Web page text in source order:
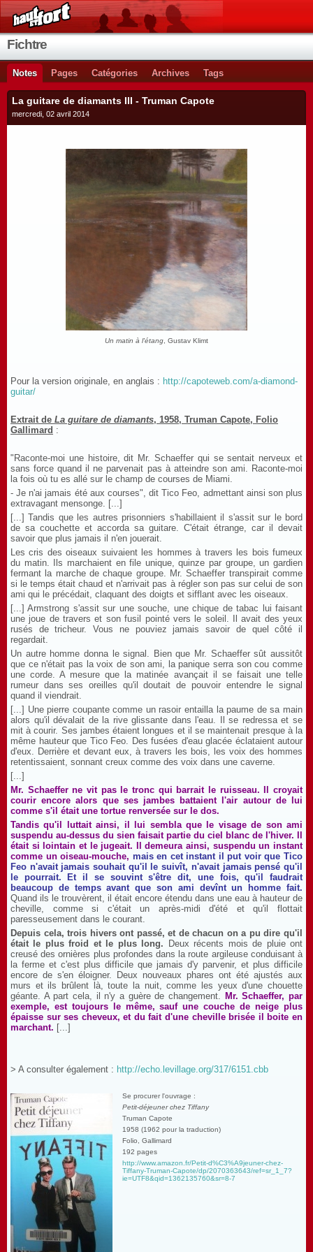
Fichtre
Notes Pages Catégories Archives Tags
La guitare de diamants III - Truman Capote
mercredi, 02 avril 2014
Un matin à l'étang , Gustav Klimt
Pour la version originale, en anglais : http://capoteweb.com/a-diamond-
guitar/
Extrait de La guitare de diamants, 1958, Truman Capote, Folio
Gallimard :
"Raconte-moi une histoire, dit Mr. Schaeffer qui se sentait nerveux et
sans force quand il ne parvenait pas à atteindre son ami. Raconte-moi
la fois où tu es allé sur le champ de courses de Miami.
- Je n'ai jamais été aux courses", dit Tico Feo, admettant ainsi son plus
extravagant mensonge. [...]
[...] Tandis que les autres prisonniers s'habillaient il s'assit sur le bord
de sa couchette et accorda sa guitare. C'était étrange, car il devait
savoir que plus jamais il n'en jouerait.
Les cris des oiseaux suivaient les hommes à travers les bois fumeux
du matin. Ils marchaient en file unique, quinze par groupe, un gardien
fermant la marche de chaque groupe. Mr. Schaeffer transpirait comme
si le temps était chaud et n'arrivait pas à régler son pas sur celui de son
ami qui le précédait, claquant des doigts et sifflant avec les oiseaux.
[...] Armstrong s'assit sur une souche, une chique de tabac lui faisant
une joue de travers et son fusil pointé vers le soleil. Il avait des yeux
rusés de tricheur. Vous ne pouviez jamais savoir de quel côté il
regardait.
Un autre homme donna le signal. Bien que Mr. Schaeffer sût aussitôt
que ce n'était pas la voix de son ami, la panique serra son cou comme
une corde. A mesure que la matinée avançait il se faisait une telle
rumeur dans ses oreilles qu'il doutait de pouvoir entendre le signal
quand il viendrait.
[...] Une pierre coupante comme un rasoir entailla la paume de sa main
alors qu'il dévalait de la rive glissante dans l'eau. Il se redressa et se
mit à courir. Ses jambes étaient longues et il se maintenait presque à la
même hauteur que Tico Feo. Des fusées d'eau glacée éclataient autour
d'eux. Derrière et devant eux, à travers les bois, les voix des hommes
retentissaient, sonnant creux comme des voix dans une caverne.
[...]
Mr. Schaeffer ne vit pas le tronc qui barrait le ruisseau. Il croyait
courir encore alors que ses jambes battaient l'air autour de lui
comme s'il était une tortue renversée sur le dos.
Tandis qu'il luttait ainsi, il lui sembla que le visage de son ami
suspendu au-dessus du sien faisait partie du ciel blanc de l'hiver. Il
était si lointain et le jugeait. Il demeura ainsi, suspendu un instant
comme un oiseau-mouche, mais en cet instant il put voir que Tico
Feo n'avait jamais souhait qu'il le suivît, n'avait jamais pensé qu'il
le pourrait. Et il se souvint s'être dit, une fois, qu'il faudrait
beaucoup de temps avant que son ami devînt un homme fait.
Quand ils le trouvèrent, il était encore étendu dans une eau à hauteur de
cheville, comme si c'était un après-midi d'été et qu'il flottait
paresseusement dans le courant.
Depuis cela, trois hivers ont passé, et de chacun on a pu dire qu'il
était le plus froid et le plus long. Deux récents mois de pluie ont
creusé des ornières plus profondes dans la route argileuse conduisant à
la ferme et c'est plus difficile que jamais d'y parvenir, et plus difficile
encore de s'en éloigner. Deux nouveaux phares ont été ajustés aux
murs et ils brûlent là, toute la nuit, comme les yeux d'une chouette
géante. A part cela, il n'y a guère de changement. Mr. Schaeffer, par
exemple, est toujours le même, sauf une couche de neige plus
épaisse sur ses cheveux, et du fait d'une cheville brisée il boite en
marchant. [...]
> A consulter également : http://echo.levillage.org/317/6151.cbb
Se procurer l'ouvrage :
Petit-déjeuner chez Tiffany
Truman Capote
1958 (1962 pour la traduction)
Folio, Gallimard
192 pages
http://www.amazon.fr/Petit-d%C3%A9jeuner-chez-
Tiffany-Truman-Capote/dp/2070363643/ref=sr_1_7?
ie=UTF8&qid=1362135760&sr=8-7